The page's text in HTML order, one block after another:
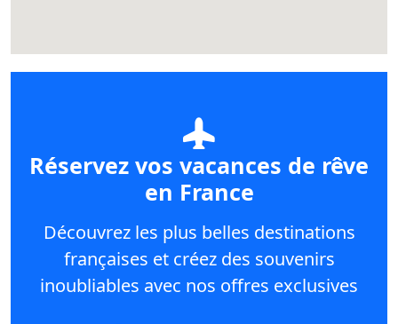
Réservez vos vacances de rêve
en France
Découvrez les plus belles destinations
françaises et créez des souvenirs
inoubliables avec nos offres exclusives